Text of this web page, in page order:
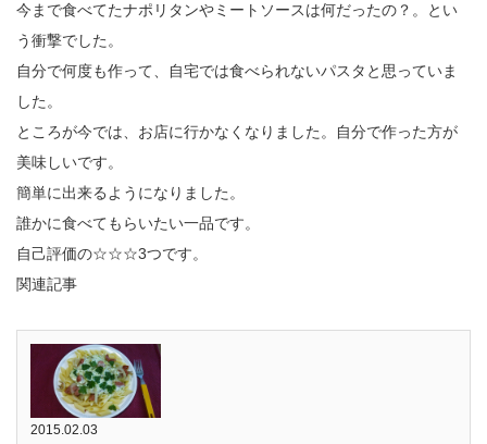
今まで食べてたナポリタンやミートソースは何だったの？。とい
う衝撃でした。
自分で何度も作って、自宅では食べられないパスタと思っていま
した。
ところが今では、お店に行かなくなりました。自分で作った方が
美味しいです。
簡単に出来るようになりました。
誰かに食べてもらいたい一品です。
自己評価の☆☆☆3つです。
関連記事
2015.02.03